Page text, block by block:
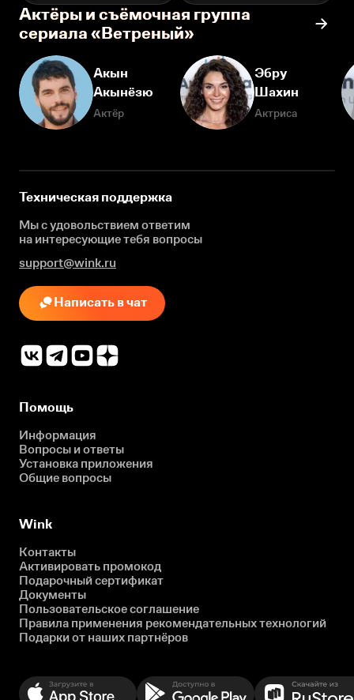
Актёры и съёмочная группа
сериала «Ветреный»
Акын
Акынёзю
Актёр
Эбру
Шахин
Актриса
Техническая поддержка
Мы с удовольствием ответим
на интересующиетебя вопросы
support@wink.ru
Написать в чат
Помощь
Информация
Вопросы и ответы
Установка приложения
Общие вопросы
Wink
Контакты
Активировать промокод
Подарочный сертификат
Документы
Пользовательское соглашение
Правила применения рекомендательных технологий
Подарки от наших партнёров